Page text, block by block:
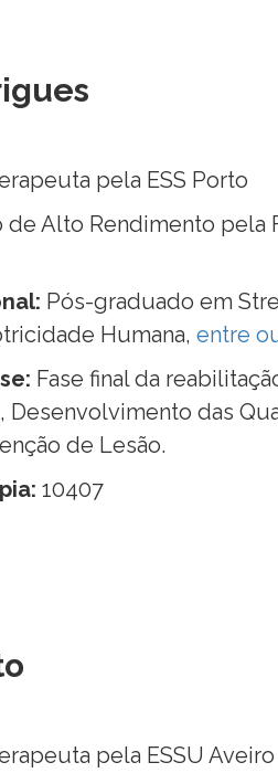
pela ESS Porto
de Alto Rendimento
Pós-graduado em
Humana, entre
Fase final da
das
de Lesão.
10407
pela ESSU Aveiro